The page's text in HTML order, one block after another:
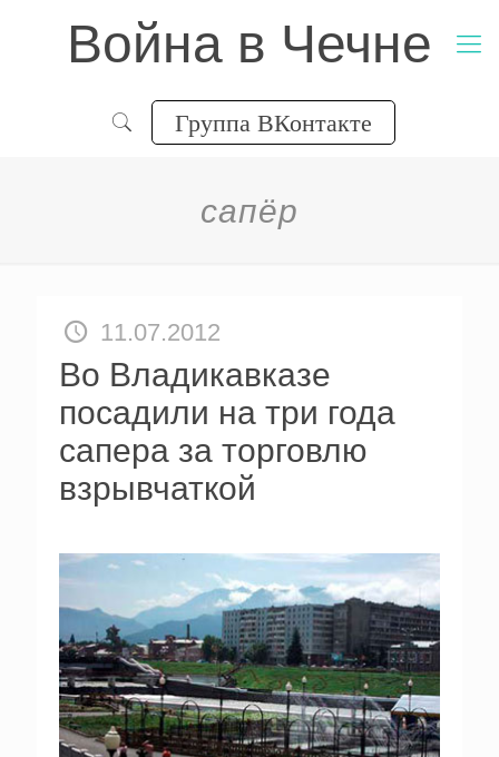
Война в Чечне
Группа ВКонтакте
сапёр
11.07.2012
Во Владикавказе
посадили на три года
сапера за торговлю
взрывчаткой